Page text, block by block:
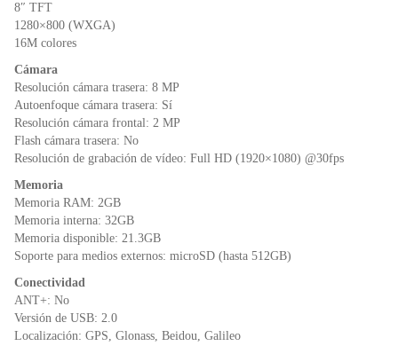
8″ TFT
1280×800 (WXGA)
16M colores
Cámara
Resolución cámara trasera: 8 MP
Autoenfoque cámara trasera: Sí
Resolución cámara frontal: 2 MP
Flash cámara trasera: No
Resolución de grabación de vídeo: Full HD (1920×1080) @30fps
Memoria
Memoria RAM: 2GB
Memoria interna: 32GB
Memoria disponible: 21.3GB
Soporte para medios externos: microSD (hasta 512GB)
Conectividad
ANT+: No
Versión de USB: 2.0
Localización: GPS, Glonass, Beidou, Galileo